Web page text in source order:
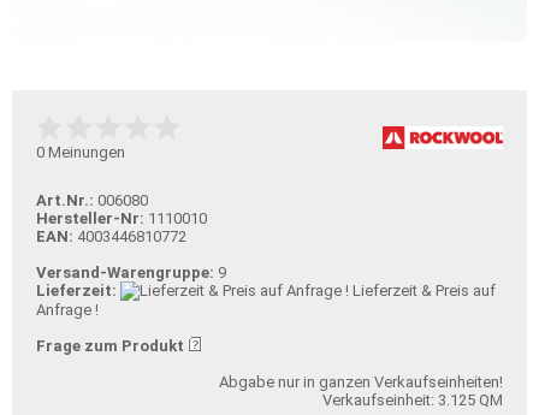
0 Meinungen
Art.Nr.: 006080
Hersteller-Nr: 1110010
EAN: 4003446810772
Versand-Warengruppe: 9
Lieferzeit:
Lieferzeit & Preis auf
Anfrage !
Frage zum Produkt
Abgabe nur in ganzen Verkaufseinheiten!
Verkaufseinheit: 3.125 QM